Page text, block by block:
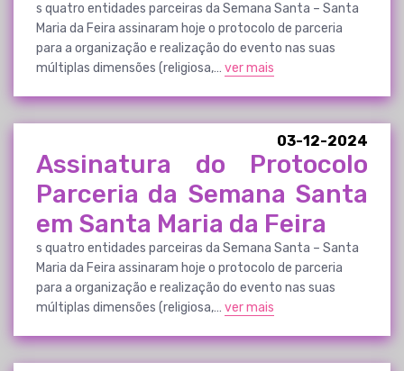
s quatro entidades parceiras da Semana Santa – Santa
Maria da Feira assinaram hoje o protocolo de parceria
para a organização e realização do evento nas suas
múltiplas dimensões (religiosa,… ver mais
03-12-2024
Assinatura do Protocolo
Parceria da Semana Santa
em Santa Maria da Feira
s quatro entidades parceiras da Semana Santa – Santa
Maria da Feira assinaram hoje o protocolo de parceria
para a organização e realização do evento nas suas
múltiplas dimensões (religiosa,… ver mais